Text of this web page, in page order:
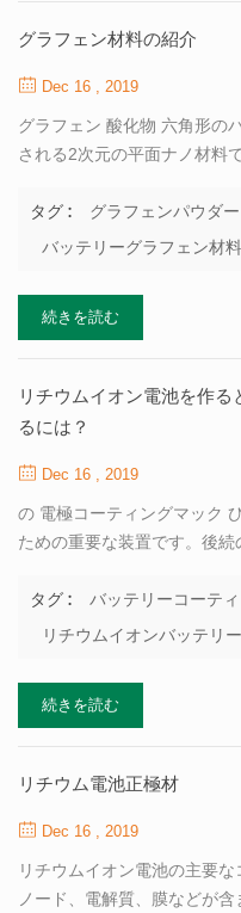
は、既存のジョイント研削
を達成します 機器の安全な
達成するため。 ローラープ
ます）は、1980年代中期に国
グラフェン材料の紹介
Dec 16 , 2019
グラフェン 酸化物 六角形の
される2次元の平面ナノ材料
はsp2の方法でハイブリダイ
ムーズに伝導できるため、
グラフェンが電池の有望な将
リーグラフェン材料 優れた
テリー動作中の熱放散の研
を持ち、靭性と強度に優れ
の開発と研究に使用できま
積と高い透過率も大きな研究
タグ : グラフェンパウダー
バッテリーグラフェン材料
続きを読む
リチウムイオン電池を作
るには？
Dec 16 , 2019
の 電極コーティングマック
ための重要な装置です。後
現在、主にリチウム電池の
ーパータイプ、ロールツー
タイプを採用し、3cバッテリ
ングタイプを採用し、パワ
ティングローラーを通過し
ォイル基板の間のギャップが
の表面が均一なコーティン
写コーティング：コーティン
タグ : バッテリーコーテ
リチウムイオンバッテリ
続きを読む
リチウム電池正極材
Dec 16 , 2019
リチウムイオン電池の主要
ノード、電解質、膜などが